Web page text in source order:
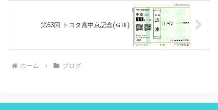
第63回 トヨタ賞中京記念(ＧⅢ)
ホーム ブログ